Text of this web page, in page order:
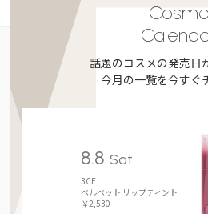
Cosme
話題のコスメの発売日
今月の一覧を今すぐ
8.8 Sat
3CE
ベルベット リップティント
￥2,530